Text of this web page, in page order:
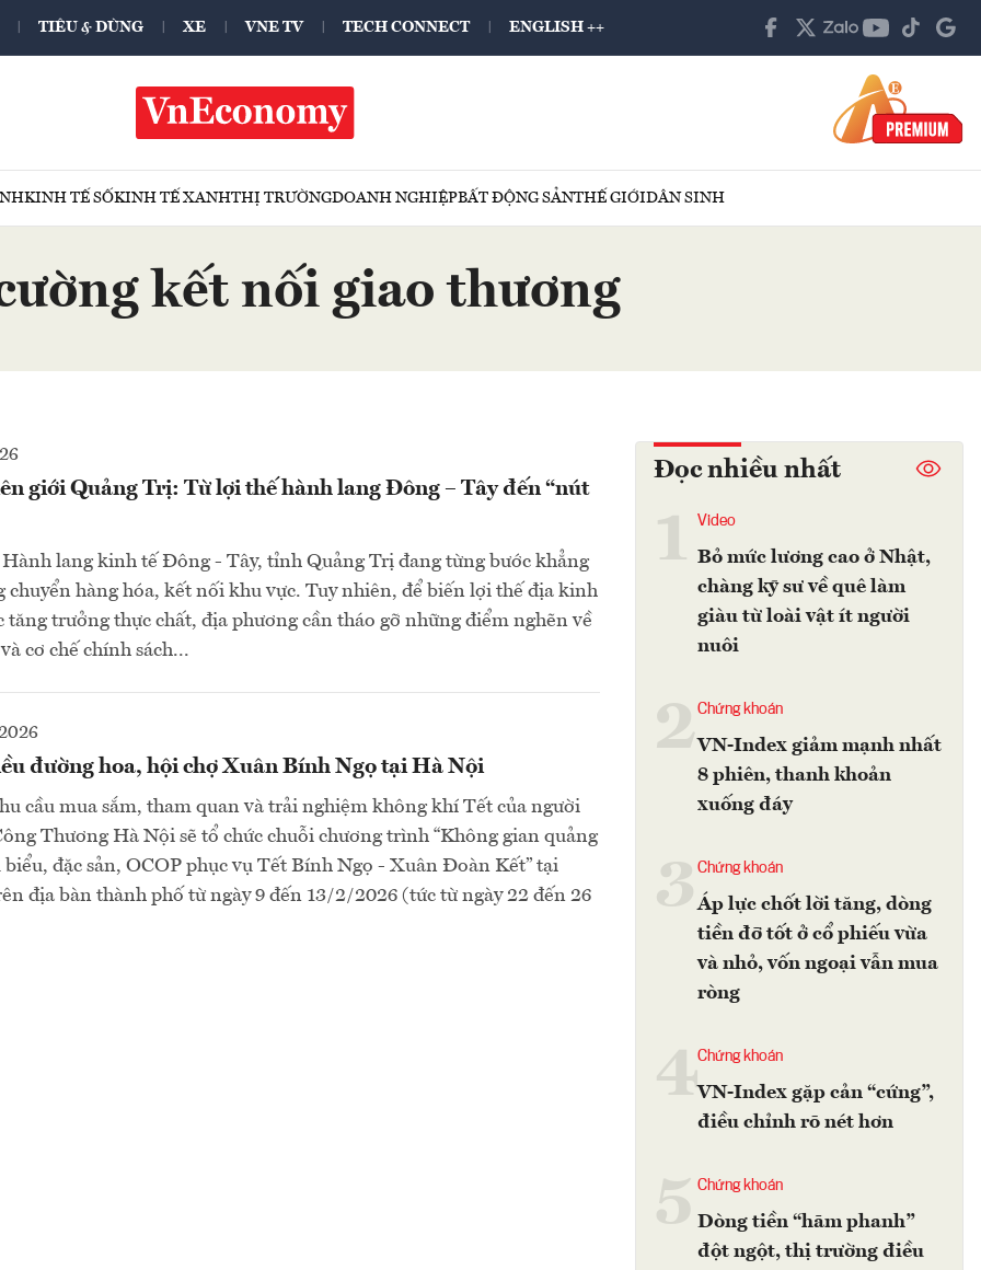
TIÊU & DÙNG XE VNE TV TECH CONNECT ENGLISH ++
KINH TẾ SỐKINH TẾ XANHTHỊ TRƯỜNGDOANH NGHIỆPBẤT ĐỘNG SẢNTHẾ GIỚIDÂN SINH
kết nối giao thương
giới Quảng Trị: Từ lợi thế hành lang Đông – Tây đến “nút
lang kinh tế Đông - Tây, tỉnh Quảng Trị đang từng bước khẳng
hàng hóa, kết nối khu vực. Tuy nhiên, để biến lợi thế địa kinh
tăng trưởng thực chất, địa phương cần tháo gỡ những điểm nghẽn về
cơ chế chính sách...
đường hoa, hội chợ Xuân Bính Ngọ tại Hà Nội
cầu mua sắm, tham quan và trải nghiệm không khí Tết của người
Thương Hà Nội sẽ tổ chức chuỗi chương trình “Không gian quảng
biểu, đặc sản, OCOP phục vụ Tết Bính Ngọ - Xuân Đoàn Kết” tại
địa bàn thành phố từ ngày 9 đến 13/2/2026 (tức từ ngày 22 đến 26
Đọc nhiều nhất
Video
Bỏ mức lương cao ở Nhật,
chàng kỹ sư về quê làm
giàu từ loài vật ít người
nuôi
2Chứng khoán
VN-Index giảm mạnh nhất
8 phiên, thanh khoản
xuống đáy
Chứng khoán
Áp lực chốt lời tăng, dòng
tiền đỡ tốt ở cổ phiếu vừa
và nhỏ, vốn ngoại vẫn mua
ròng
4Chứng khoán
VN-Index gặp cản “cứng”,
điều chỉnh rõ nét hơn
Chứng khoán
Dòng tiền “hãm phanh”
đột ngột, thị trường điều